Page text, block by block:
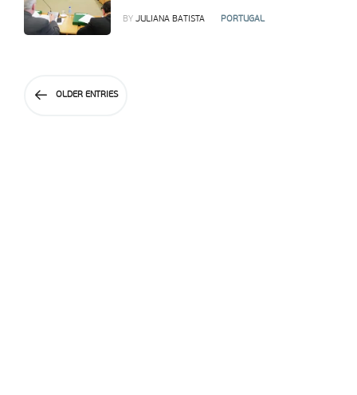
BYJULIANA BATISTA PORTUGAL
OLDER ENTRIES